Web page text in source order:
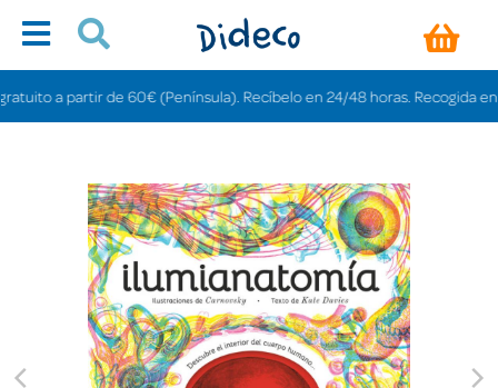
a partir de 60€ (Península). Recíbelo en 24/48 horas. Recogida en